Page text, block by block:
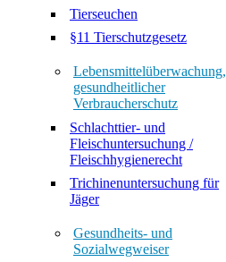
Tierseuchen
§11 Tierschutzgesetz
Lebensmittelüberwachung,
gesundheitlicher
Verbraucherschutz
Schlachttier- und
Fleischuntersuchung /
Fleischhygienerecht
Trichinenuntersuchung für
Jäger
Gesundheits- und
Sozialwegweiser